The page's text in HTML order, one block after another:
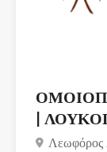
|
Λεωφόρος